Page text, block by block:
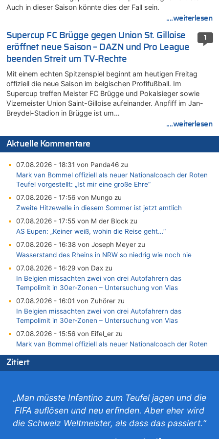
Auch in dieser Saison könnte dies der Fall sein.
....weiterlesen
1
Supercup FC Brügge gegen Union St. Gilloise
eröffnet neue Saison – DAZN und Pro League
beenden Streit um TV-Rechte
Mit einem echten Spitzenspiel beginnt am heutigen Freitag
offiziell die neue Saison im belgischen Profifußball. Im
Supercup treffen Meister FC Brügge und Pokalsieger sowie
Vizemeister Union Saint-Gilloise aufeinander. Anpfiff im Jan-
Breydel-Stadion in Brügge ist um…
....weiterlesen
Aktuelle Kommentare
07.08.2026 - 18:31 von Panda46 zu
Mark van Bommel offiziell als neuer Nationalcoach der Roten
Teufel vorgestellt: „Ist mir eine große Ehre“
07.08.2026 - 17:56 von Mungo zu
Zweite Hitzewelle in diesem Sommer ist jetzt amtlich
07.08.2026 - 17:55 von M der Block zu
AS Eupen: „Keiner weiß, wohin die Reise geht…“
07.08.2026 - 16:38 von Joseph Meyer zu
Wasserstand des Rheins in NRW so niedrig wie noch nie
07.08.2026 - 16:29 von Dax zu
In Belgien missachten zwei von drei Autofahrern das
Tempolimit in 30er-Zonen – Untersuchung von Vias
07.08.2026 - 16:01 von Zuhörer zu
In Belgien missachten zwei von drei Autofahrern das
Tempolimit in 30er-Zonen – Untersuchung von Vias
07.08.2026 - 15:56 von Eifel_er zu
Mark van Bommel offiziell als neuer Nationalcoach der Roten
Teufel vorgestellt: „Ist mir eine große Ehre“
07.08.2026 - 15:43 von Hausmeister zu
Aachen ab 11. August wieder Mekka des Pferdesports –
Belgien setzt bei Reit-WM auf starke Springreiter
07.08.2026 - 15:13 von Joseph Meyer zu
Zitiert
„Man müsste Infantino zum Teufel jagen und die
FIFA auflösen und neu erfinden. Aber eher wird
die Schweiz Weltmeister, als dass das passiert.“